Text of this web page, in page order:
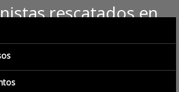
rescatados en
Waraira Repano se
en buen estado
de salud